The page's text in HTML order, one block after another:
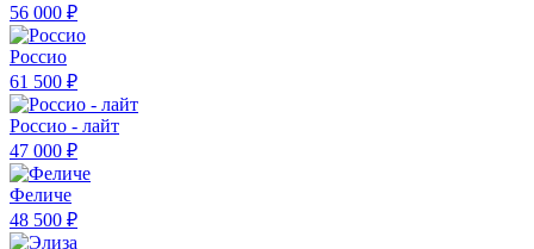
56 000 ₽
Россио
61 500 ₽
Россио - лайт
47 000 ₽
Феличе
48 500 ₽